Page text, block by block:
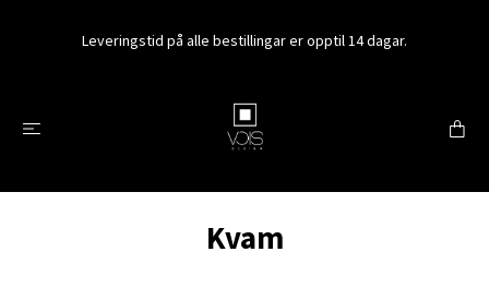
Leveringstid på alle bestillingar er opptil 14 dagar.
Kvam